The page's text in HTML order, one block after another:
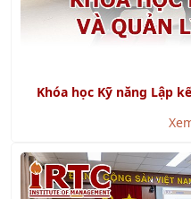
Khóa học Kỹ năng Lập